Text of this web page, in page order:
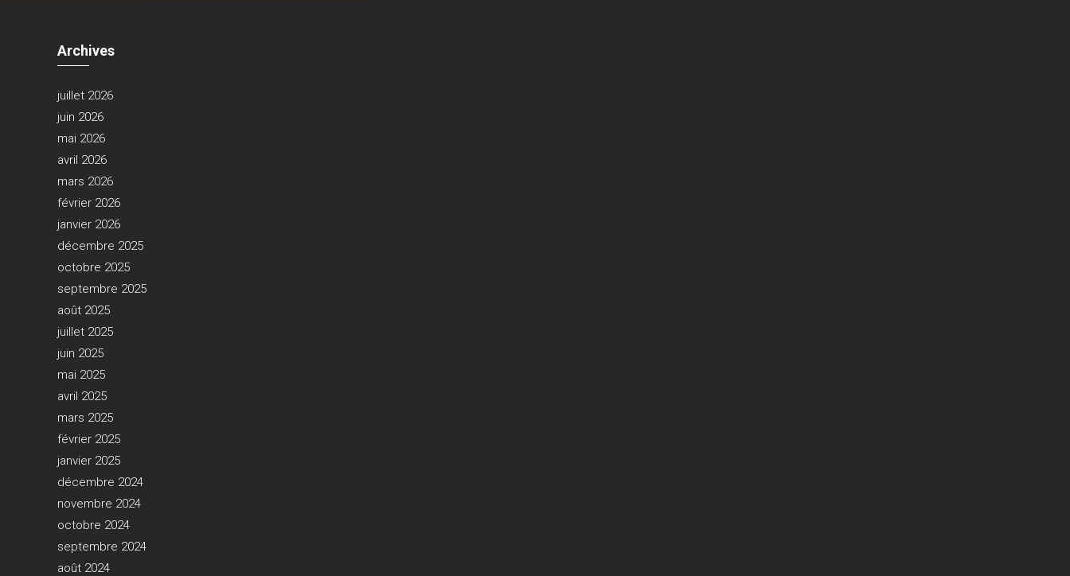
Archives
juillet 2026
juin 2026
mai 2026
avril 2026
mars 2026
février 2026
janvier 2026
décembre 2025
octobre 2025
septembre 2025
août 2025
juillet 2025
juin 2025
mai 2025
avril 2025
mars 2025
février 2025
janvier 2025
décembre 2024
novembre 2024
octobre 2024
septembre 2024
août 2024